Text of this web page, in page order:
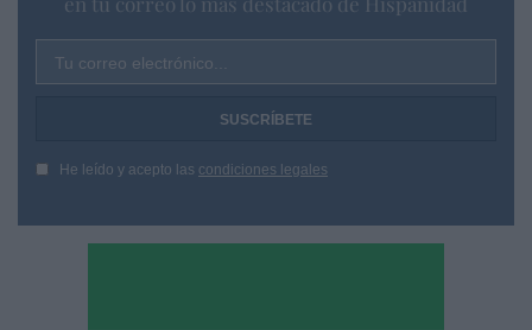
Tu correo electrónico...
He leído y acepto las condiciones legales